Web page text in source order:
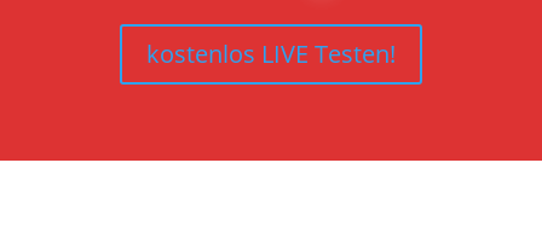
kostenlos LIVE Testen!